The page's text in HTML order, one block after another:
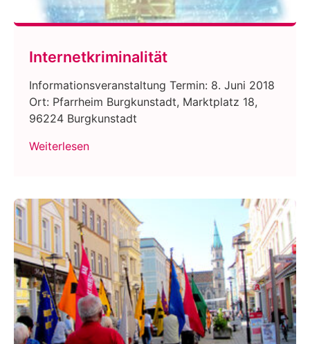
Internetkriminalität
Informationsveranstaltung Termin: 8. Juni 2018
Ort: Pfarrheim Burgkunstadt, Marktplatz 18,
96224 Burgkunstadt
Weiterlesen